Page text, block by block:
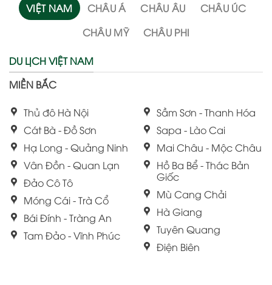
VIỆT NAM CHÂU Á CHÂU ÂU
CHÂU ÚC
CHÂU MỸ
CHÂU PHI
DU LỊCH VIỆT NAM
MIỀN BẮC
Thủ đô Hà Nội
Cát Bà - Đồ Sơn
Hạ Long - Quảng Ninh
Vân Đồn - Quan Lạn
Đảo Cô Tô
Móng Cái - Trà Cổ
Bái Đính - Tràng An
Tam Đảo - Vĩnh Phúc
Sầm Sơn - Thanh Hóa
Sapa - Lào Cai
Mai Châu - Mộc Châu
Hồ Ba Bể - Thác Bản
Giốc
Mù Cang Chải
Hà Giang
Tuyên Quang
Điện Biên